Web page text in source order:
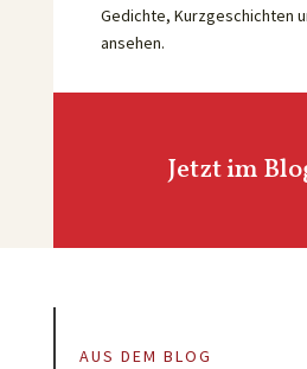
Gedichte, Kurzgeschichten
ansehen.
Jetzt im
AUS DEM BLOG